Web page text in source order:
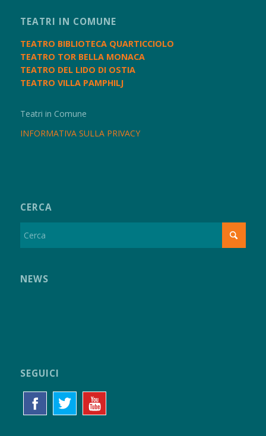
TEATRI IN COMUNE
TEATRO BIBLIOTECA QUARTICCIOLO
TEATRO TOR BELLA MONACA
TEATRO DEL LIDO DI OSTIA
TEATRO VILLA PAMPHILJ
Teatri in Comune
INFORMATIVA SULLA PRIVACY
CERCA
NEWS
SEGUICI